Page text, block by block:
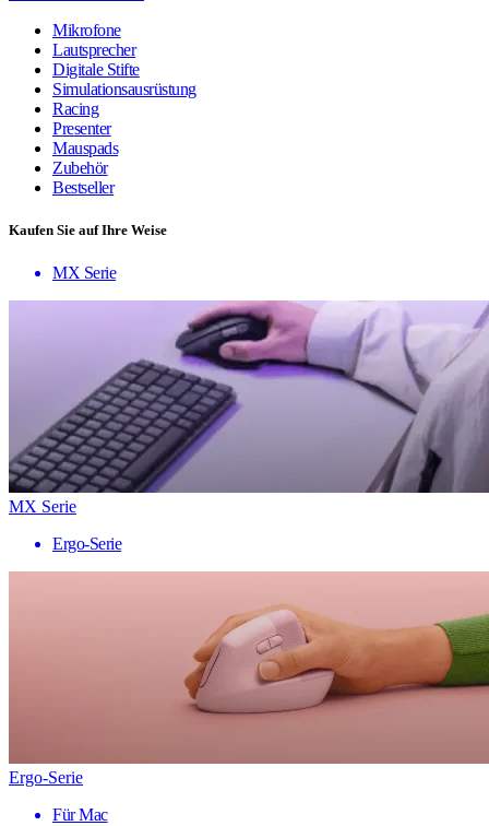
Mikrofone
Lautsprecher
Digitale Stifte
Simulationsausrüstung
Racing
Presenter
Mauspads
Zubehör
Bestseller
Kaufen Sie auf Ihre Weise
MX Serie
MX Serie
Ergo-Serie
Ergo-Serie
Für Mac